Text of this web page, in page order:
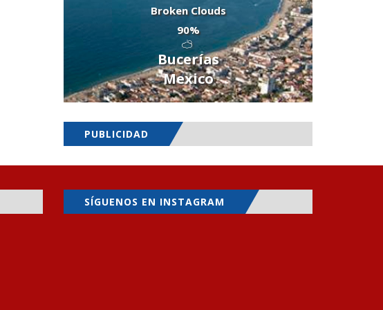
Broken Clouds
90%
Bucerías
Mexico
PUBLICIDAD
SÍGUENOS EN INSTAGRAM